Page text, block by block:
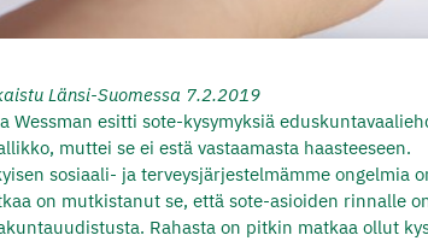
Länsi-Suomessa 7.2.2019
Wessman esitti sote-kysymyksiä
muttei se ei estä vastaamasta haasteeseen.
sosiaali- ja terveysjärjestelmämme ongelmia
on mutkistanut se, että sote-asioiden rinnalle
Rahasta on pitkin matkaa ollut